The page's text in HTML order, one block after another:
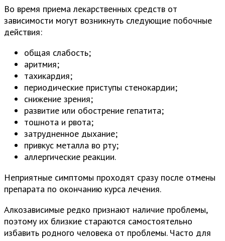
Во время приема лекарственных средств от
зависимости могут возникнуть следующие побочные
действия:
общая слабость;
аритмия;
тахикардия;
периодические приступы стенокардии;
снижение зрения;
развитие или обострение гепатита;
тошнота и рвота;
затрудненное дыхание;
привкус металла во рту;
аллергические реакции.
Неприятные симптомы проходят сразу после отмены
препарата по окончанию курса лечения.
Алкозависимые редко признают наличие проблемы,
поэтому их близкие стараются самостоятельно
избавить родного человека от проблемы. Часто для